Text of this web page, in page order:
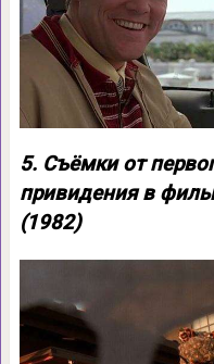
5. Съёмки от
привидения в
(1982)